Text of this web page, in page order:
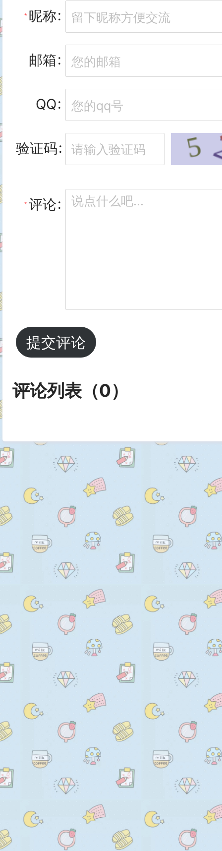
default: 112
},
contentHeight: {
type: Number,
default: 38
methods: {
},
// 生成一个随机的颜色
let r =
let b =
return "rgb(" + r + "," + g
},
drawPic() {
let canvas =
let ctx =
ctx.textBaseline =
// 绘制背景
ctx.fillStyle =
);
ctx.fillRect(0, 0,
// 绘制文字
for (let i = 0; i <
},
colorMin: {
type: Number,
default: 50,
colorMax: {
default: 160,
default: 40,
},
type: Number,
},
dotColorMin: {
type: Number,
default: 0,
},
dotColorMax: {
type: Number,
default: 255,
},
contentWidth: {
type: Number,
default: 112,
},
contentHeight: {
type: Number,
default: 38,
昵称
邮箱
QQ
验证码
评论
提交评论
评论列表（0）